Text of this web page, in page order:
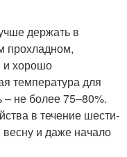
держать в
прохладном,
и хорошо
температура для
не более 75–80%.
в течение шести-
и даже начало